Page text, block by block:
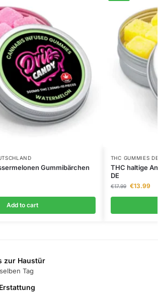
Gummibärchen
Add to cart
THC GUMMIES
THC haltige
DE
€17.99 €13.99
zur Haustür
Tag